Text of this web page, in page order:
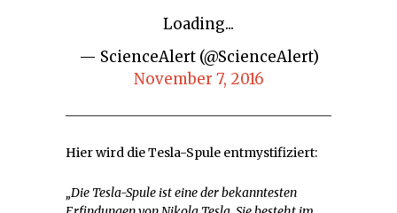
Loading...
— ScienceAlert (@ScienceAlert)
November 7, 2016
Hier wird die Tesla-Spule entmystifiziert:
„Die Tesla-Spule ist eine der bekanntesten